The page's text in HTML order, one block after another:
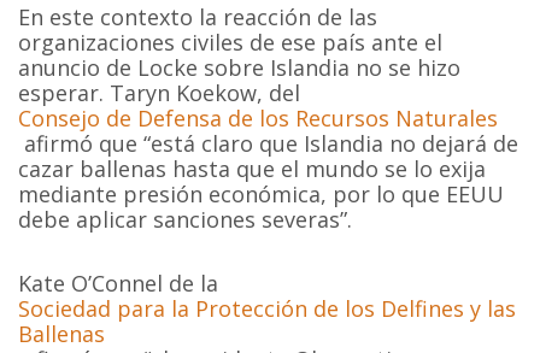
En este contexto la reacción de las
organizaciones civiles de ese país ante el
anuncio de Locke sobre Islandia no se hizo
esperar. Taryn Koekow, del
Consejo de Defensa de los Recursos Naturales
afirmó que “está claro que Islandia no dejará de
cazar ballenas hasta que el mundo se lo exija
mediante presión económica, por lo que EEUU
debe aplicar sanciones severas”.
Kate O’Connel de la
Sociedad para la Protección de los Delfines y las
Ballenas